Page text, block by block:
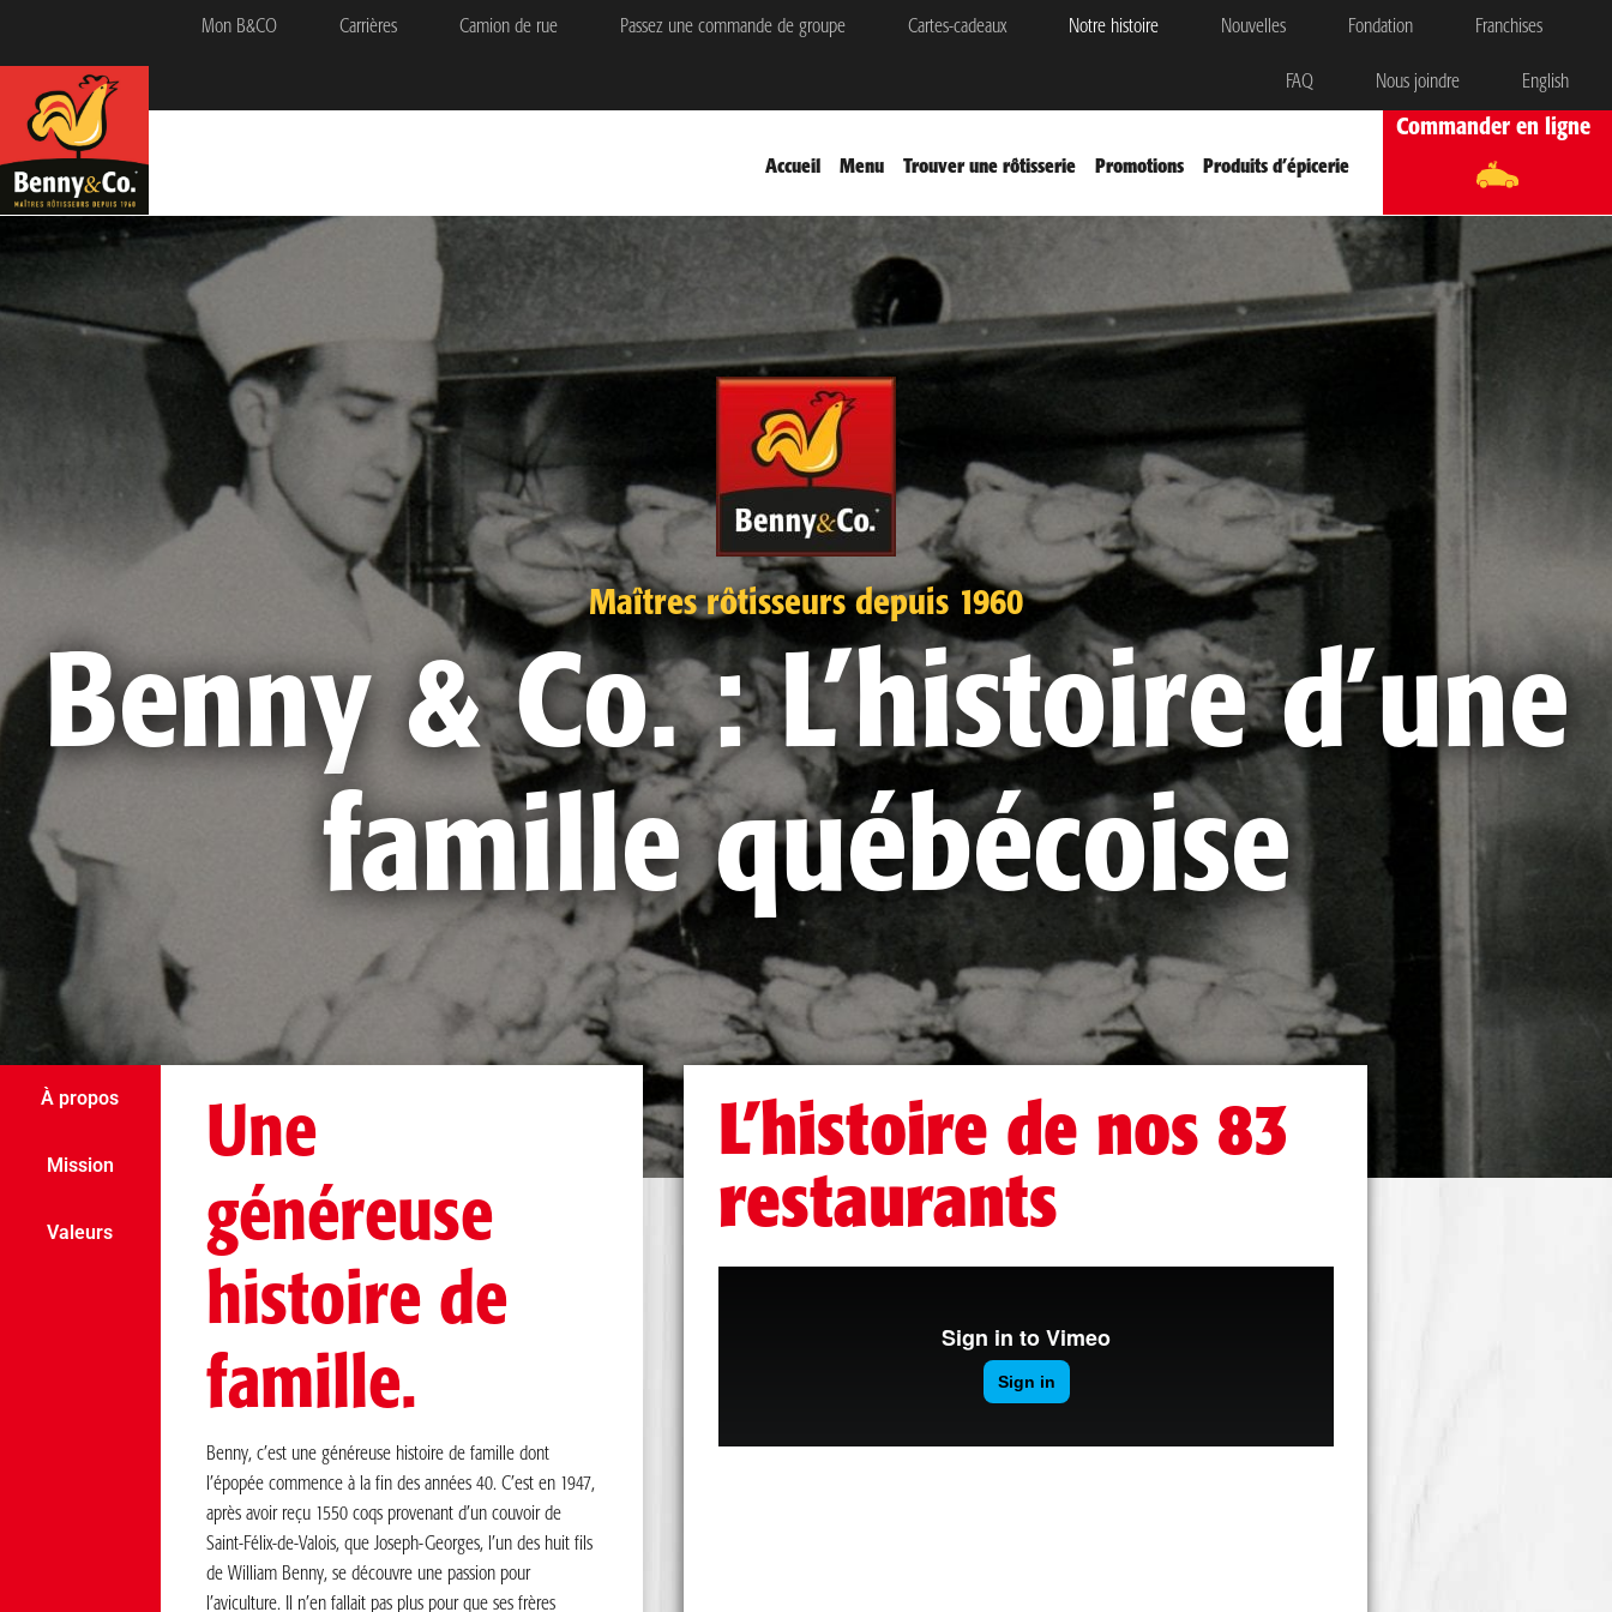
Mon B&CO Carrières Camion de rue Passez une commande de groupe Cartes-cadeaux Notre histoire Nouvelles Fondation Franchises
FAQ Nous joindre English
Accueil Menu Trouver une rôtisserie Promotions Produits d’épicerie
Commander en ligne
Maîtres rôtisseurs depuis 1960
Benny & Co. : L’histoire d’une
famille québécoise
À propos
Mission
Valeurs
Une
généreuse
histoire de
famille.
Benny, c’est une généreuse histoire de famille dont
l’épopée commence à la fin des années 40. C’est en 1947,
après avoir reçu 1550 coqs provenant d’un couvoir de
Saint-Félix-de-Valois, que Joseph-Georges, l’un des huit fils
de William Benny, se découvre une passion pour
l’aviculture. Il n’en fallait pas plus pour que ses frères
L’histoire de nos 83
restaurants